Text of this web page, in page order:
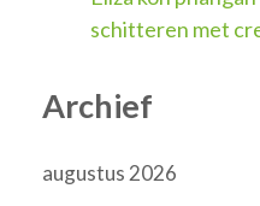
schitteren met
Archief
augustus 2026